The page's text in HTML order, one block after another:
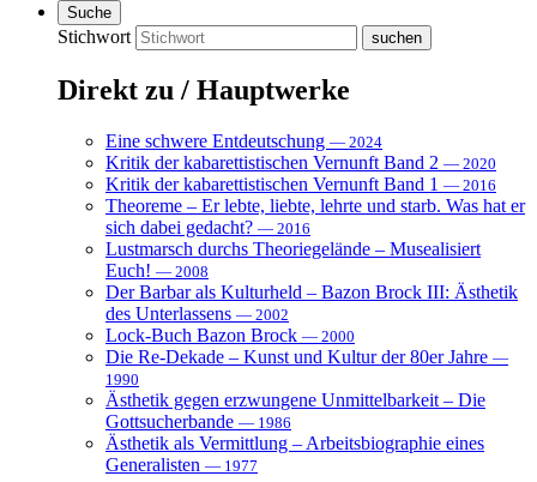
Suche
Stichwort
Direkt zu / Hauptwerke
Eine schwere Entdeutschung — 2024
Kritik der kabarettistischen Vernunft Band 2 — 2020
Kritik der kabarettistischen Vernunft Band 1 — 2016
Theoreme – Er lebte, liebte, lehrte und starb. Was hat er
sich dabei gedacht? — 2016
Lustmarsch durchs Theoriegelände – Musealisiert
Euch! — 2008
Der Barbar als Kulturheld – Bazon Brock III: Ästhetik
des Unterlassens — 2002
Lock-Buch Bazon Brock — 2000
Die Re-Dekade – Kunst und Kultur der 80er Jahre —
1990
Ästhetik gegen erzwungene Unmittelbarkeit – Die
Gottsucherbande — 1986
Ästhetik als Vermittlung – Arbeitsbiographie eines
Generalisten — 1977